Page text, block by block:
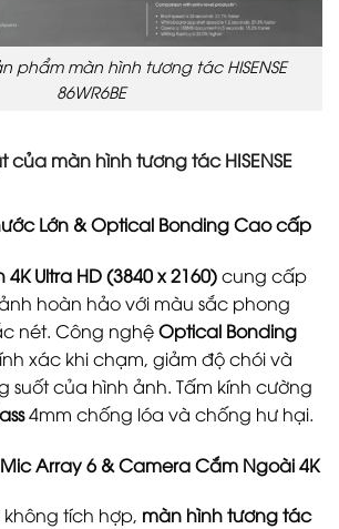
phẩm màn hình tương tác HISENSE
86WR6BE
màn hình tương tác HISENSE
Lớn & Optical Bonding Cao cấp
4K Ultra HD (3840 x 2160)cung cấp
hoàn hảo với màu sắc phong
nét. Công nghệOptical Bonding
xác khi chạm, giảm độ chói và
suốt của hình ảnh. Tấm kính cường
4mm chống lóa và chống hư hại.
Array 6 & Camera Cắm Ngoài 4K
tích hợp, màn hình tương tác